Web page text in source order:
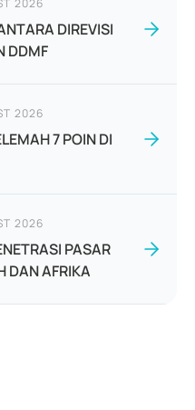
2026
DIREVISI
DDMF
2026
7 POIN DI
2026
PASAR
DAN AFRIKA